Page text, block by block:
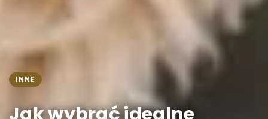
INNE